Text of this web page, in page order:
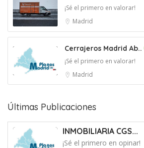
¡Sé el primero en valorar!
Madrid
Cerrajeros Madrid Ab..
¡Sé el primero en valorar!
Madrid
Últimas Publicaciones
INMOBILIARIA CGS...
¡Sé el primero en opinar!